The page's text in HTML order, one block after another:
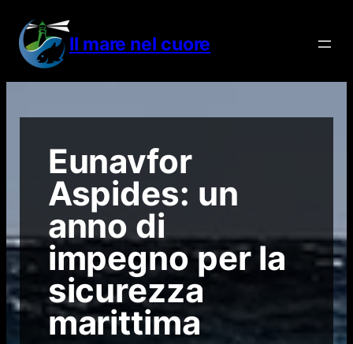
contenuto
Il mare nel cuore
Eunavfor
Aspides: un
anno di
impegno per la
sicurezza
marittima